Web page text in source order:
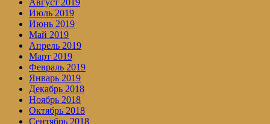
Июль 2019
Июнь 2019
Май 2019
Апрель 2019
Март 2019
Февраль 2019
Январь 2019
Декабрь 2018
Ноябрь 2018
Октябрь 2018
Сентябрь 2018